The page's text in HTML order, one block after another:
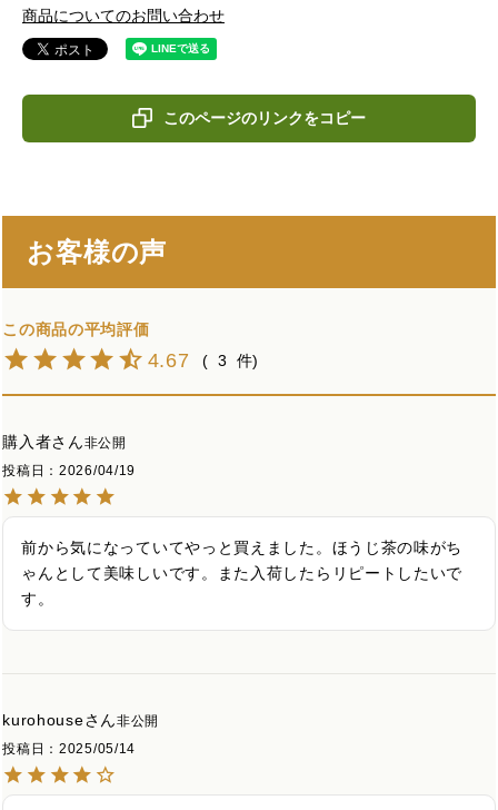
商品についてのお問い合わせ
このページのリンクをコピー
お客様の声
4.67 3
購入者
非公開
投稿日
2026/04/19
前から気になっていてやっと買えました。ほうじ茶の味がち
ゃんとして美味しいです。また入荷したらリピートしたいで
す。
kurohouse
非公開
投稿日
2025/05/14